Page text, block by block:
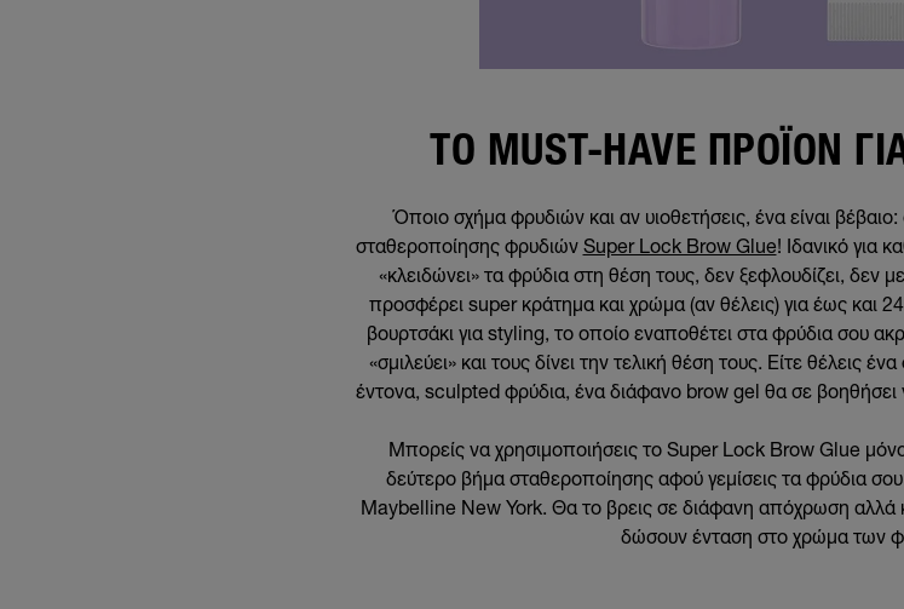
ΤΟ MUST-HAVE ΠΡΟΪΌΝ
Όποιο σχήμα φρυδιών και αν υιοθετήσεις, ένα είναι
σταθεροποίησης φρυδιών Super Lock Brow Glue! Ιδανικό για
«κλειδώνει» τα φρύδια στη θέση τους, δεν ξεφλουδίζει, δεν
προσφέρει super κράτημα και χρώμα (αν θέλεις) για έως και
βουρτσάκι για styling, το οποίο εναποθέτει στα φρύδια σου
«σμιλεύει» και τους δίνει την τελική θέση τους. Είτε θέλεις
έντονα, sculpted φρύδια, ένα διάφανο brow gel θα σε βοηθήσει
Μπορείς να χρησιμοποιήσεις το Super Lock Brow Glue
δεύτερο βήμα σταθεροποίησης αφού γεμίσεις τα φρύδια
Maybelline New York. Θα το βρεις σε διάφανη απόχρωση αλλά
δώσουν ένταση στο χρώμα των